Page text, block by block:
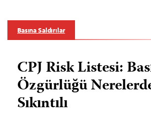
Basına Saldırılar
CPJ Risk Listesi:
Özgürlüğü
Sıkıntılı